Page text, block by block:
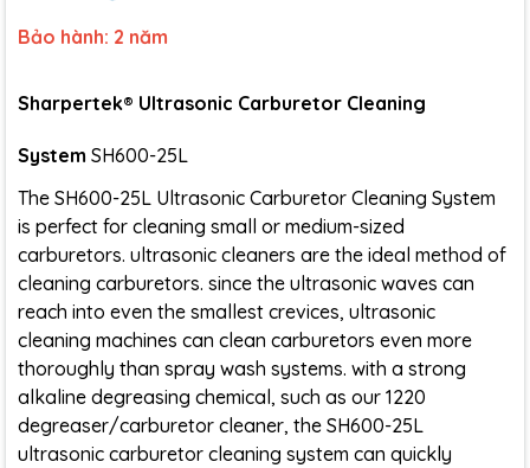
Bảo hành: 2 năm
Sharpertek® Ultrasonic Carburetor Cleaning
System SH600-25L
The SH600-25L Ultrasonic Carburetor Cleaning System
is perfect for cleaning small or medium-sized
carburetors. ultrasonic cleaners are the ideal method of
cleaning carburetors. since the ultrasonic waves can
reach into even the smallest crevices, ultrasonic
cleaning machines can clean carburetors even more
thoroughly than spray wash systems. with a strong
alkaline degreasing chemical, such as our 1220
degreaser/carburetor cleaner, the SH600-25L
ultrasonic carburetor cleaning system can quickly